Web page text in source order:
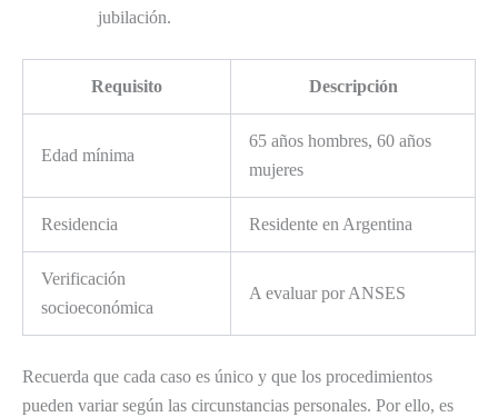
jubilación.
Requisito Descripción
Edad mínima
65 años hombres, 60 años
mujeres
Residencia Residente en Argentina
Verificación
socioeconómica
A evaluar por ANSES
Recuerda que cada caso es único y que los procedimientos
pueden variar según las circunstancias personales. Por ello, es